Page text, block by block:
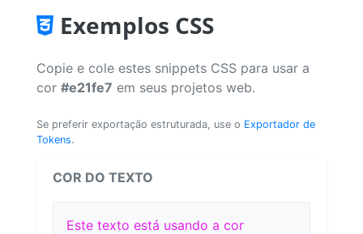
Exemplos CSS
Copie e cole estes snippets CSS para usar a
cor #e21fe7 em seus projetos web.
Se preferir exportação estruturada, use o Exportador de
Tokens.
COR DO TEXTO
Este texto está usando a cor